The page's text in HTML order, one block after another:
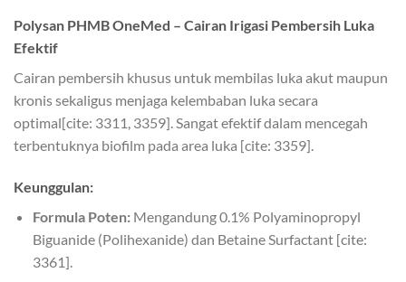
Polysan PHMB OneMed – Cairan Irigasi Pembersih Luka
Efektif
Cairan pembersih khusus untuk membilas luka akut maupun
kronis sekaligus menjaga kelembaban luka secara
optimal[cite: 3311, 3359]. Sangat efektif dalam mencegah
terbentuknya biofilm pada area luka [cite: 3359].
Keunggulan:
Formula Poten:Mengandung 0.1% Polyaminopropyl
Biguanide (Polihexanide) dan Betaine Surfactant [cite:
3361].